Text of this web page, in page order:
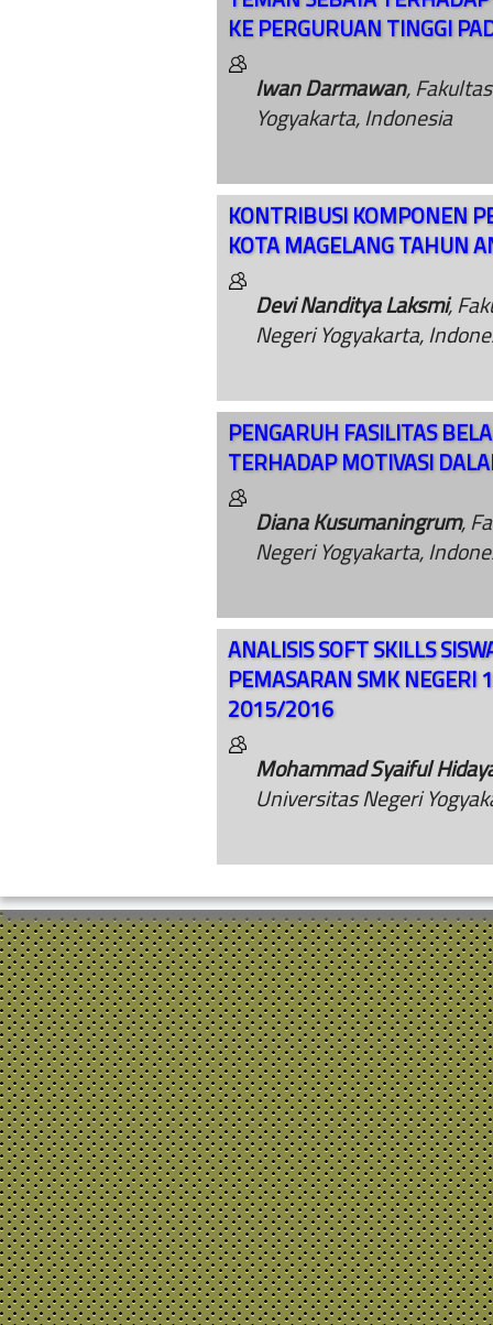
KE PERGURUAN TINGGI
Iwan Darmawan,
Yogyakarta, Indonesia
KONTRIBUSI KOMPONEN
KOTA MAGELANG TAHUN
Devi Nanditya Laksmi,
Negeri Yogyakarta,
PENGARUH FASILITAS
TERHADAP MOTIVASI
Diana Kusumaningrum,
Negeri Yogyakarta,
ANALISIS SOFT SKILLS
PEMASARAN SMK NEGERI
2015/2016
Mohammad Syaiful
Universitas Negeri